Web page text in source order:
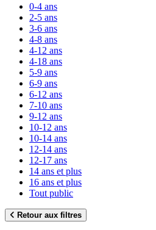
0-4 ans
2-5 ans
3-6 ans
4-8 ans
4-12 ans
4-18 ans
5-9 ans
6-9 ans
6-12 ans
7-10 ans
9-12 ans
10-12 ans
10-14 ans
12-14 ans
12-17 ans
14 ans et plus
16 ans et plus
Tout public
Retour aux filtres